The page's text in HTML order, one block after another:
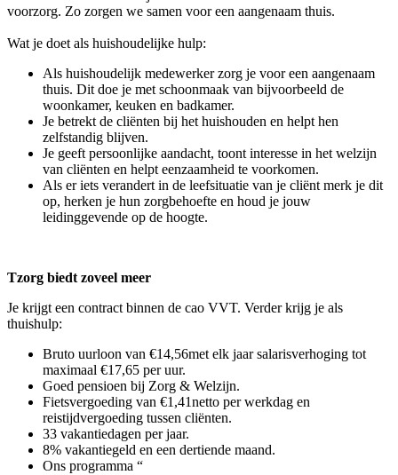
voorzorg. Zo zorgen we samen voor een aangenaam thuis.
Wat je doet als huishoudelijke hulp:
Als huishoudelijk medewerker zorg je voor een aangenaam
thuis. Dit doe je met schoonmaak van bijvoorbeeld de
woonkamer, keuken en badkamer.
Je betrekt de cliënten bij het huishouden en helpt hen
zelfstandig blijven.
Je geeft persoonlijke aandacht, toont interesse in het welzijn
van cliënten en helpt eenzaamheid te voorkomen.
Als er iets verandert in de leefsituatie van je cliënt merk je dit
op, herken je hun zorgbehoefte en houd je jouw
leidinggevende op de hoogte.
Tzorg biedt zoveel meer
Je krijgt een contract binnen de cao VVT. Verder krijg je als
thuishulp:
Bruto uurloon van €14,56met elk jaar salarisverhoging tot
maximaal €17,65 per uur.
Goed pensioen bij Zorg & Welzijn.
Fietsvergoeding van €1,41netto per werkdag en
reistijdvergoeding tussen cliënten.
33 vakantiedagen per jaar.
8% vakantiegeld en een dertiende maand.
Ons programma “